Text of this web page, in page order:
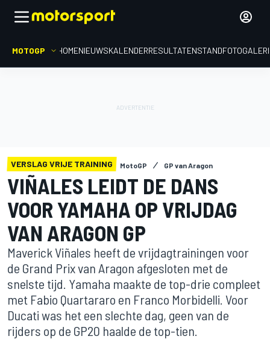
MOTOGP HOMENIEUWSKALENDERRESULTATENSTAND
VERSLAG VRIJE TRAINING MotoGP GP van Aragon
VIÑALES LEIDT DE DANS
VOOR YAMAHA OP VRIJDAG
VAN ARAGON GP
Maverick Viñales heeft de vrijdagtrainingen voor
de Grand Prix van Aragon afgesloten met de
snelste tijd. Yamaha maakte de top-drie compleet
met Fabio Quartararo en Franco Morbidelli. Voor
Ducati was het een slechte dag, geen van de
rijders op de GP20 haalde de top-tien.